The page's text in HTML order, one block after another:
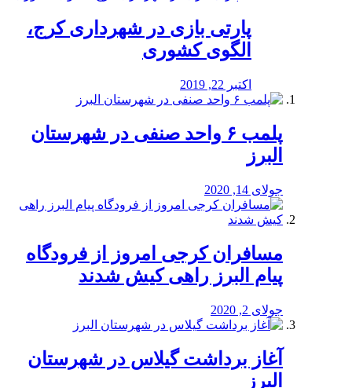
پارتی بازی در شهرداری کرج،
الگوی کشوری
اکتبر 22, 2019
پلمب ۶ واحد صنفی در شهرستان
البرز
جولای 14, 2020
مسافران کرجی امروز از فرودگاه
پیام البرز راهی کیش شدند
جولای 2, 2020
آغاز برداشت گیلاس در شهرستان
البرز